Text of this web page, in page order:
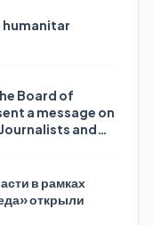
humanitar
Board of
a message on
and
в рамках
открыли